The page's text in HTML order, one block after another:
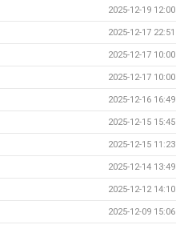
2025-12-19 12:00
2025-12-17 22:51
2025-12-17 10:00
2025-12-17 10:00
2025-12-16 16:49
2025-12-15 15:45
2025-12-15 11:23
2025-12-14 13:49
2025-12-12 14:10
2025-12-09 15:06